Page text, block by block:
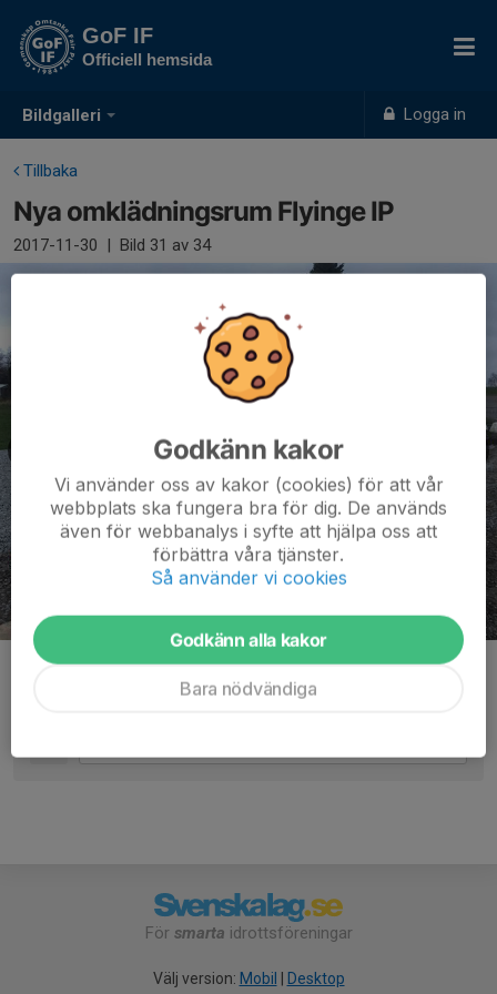
Bildgalleri Logga in
GoF IF
Officiell hemsida
Tillbaka
Nya omklädningsrum Flyinge IP
2017-11-30 | Bild 31 av 34
Grund till nya bodar på plats, 2017-11-27
För smarta idrottsföreningar
Välj version: Mobil Desktop
Godkänn kakor
Vi använder oss av kakor (cookies) för att vår
webbplats ska fungera bra för dig. De används
även för webbanalys i syfte att hjälpa oss att
förbättra våra tjänster.
Så använder vi cookies
Godkänn alla kakor
Bara nödvändiga